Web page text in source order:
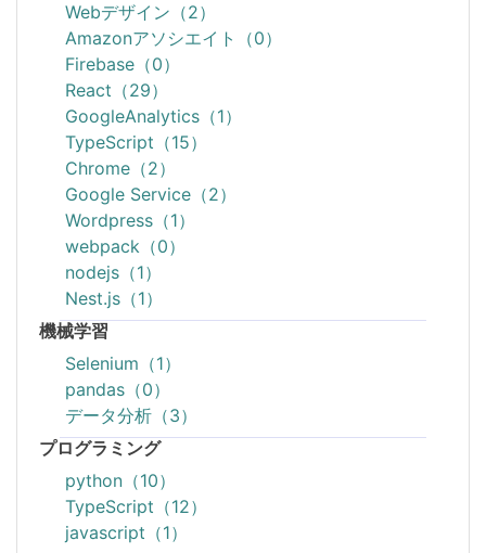
Webデザイン（2）
Amazonアソシエイト（0）
Firebase（0）
React（29）
GoogleAnalytics（1）
TypeScript（15）
Chrome（2）
Google Service（2）
Wordpress（1）
webpack（0）
nodejs（1）
Nest.js（1）
機械学習
Selenium（1）
pandas（0）
データ分析（3）
プログラミング
python（10）
TypeScript（12）
javascript（1）